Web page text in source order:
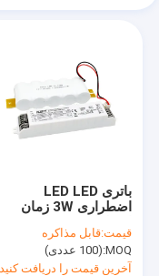
باتری LED LED
اضطراری 3W زمان
باتری NiCd خارجی
KE005-03M180NE
قیمت:قابل مذاکره
MOQ: (100 عددی)
آخرین قیمت را دریافت کنید